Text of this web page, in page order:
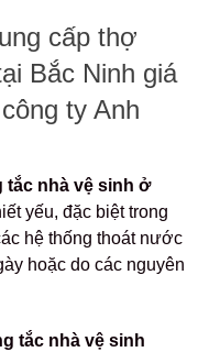
cấp thợ
Bắc Ninh giá
ty Anh
tắc nhà vệ sinh ở
yếu, đặc biệt trong
hệ thống thoát nước
hoặc do các nguyên
tắc nhà vệ sinh